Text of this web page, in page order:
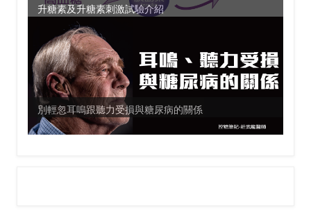
升糖素及升糖素刺激試驗介紹
別輕忽耳嗚跟聽力受損與糖尿病的關係